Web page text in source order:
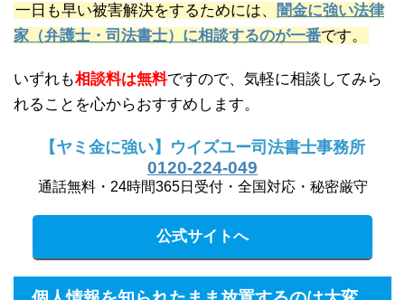
一日も早い被害解決をするためには、
闇金に強い法律
家（弁護士・司法書士）に相談するのが一番です。
いずれも相談料は無料ですので、気軽に相談してみら
れることを心からおすすめします。
【ヤミ金に強い】ウイズユー司法書士事務所
0120-224-049
通話無料・24時間365日受付・全国対応・秘密厳守
公式サイトへ